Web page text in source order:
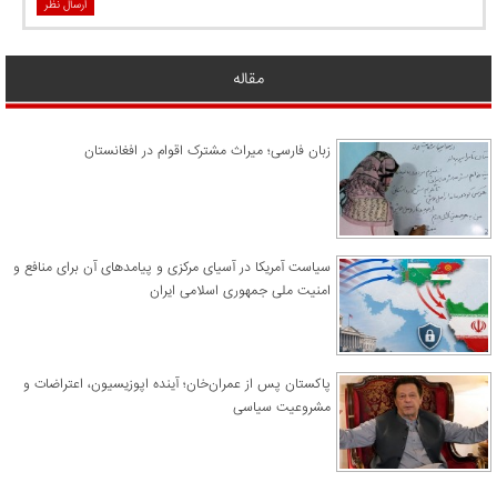
ارسال نظر
مقاله
زبان فارسی؛ میراث مشترک اقوام در افغانستان
سیاست آمریکا در آسیای مرکزی و پیامدهای آن برای منافع و
امنیت ملی جمهوری اسلامی ایران
پاکستان پس از عمران‌خان؛ آینده اپوزیسیون، اعتراضات و
مشروعیت سیاسی